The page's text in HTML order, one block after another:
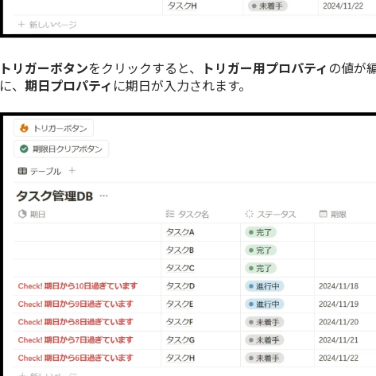
トリガーボタンをクリックすると、 トリガー用プロパティの値が
に、期日プロパティ に期日が入力されます。